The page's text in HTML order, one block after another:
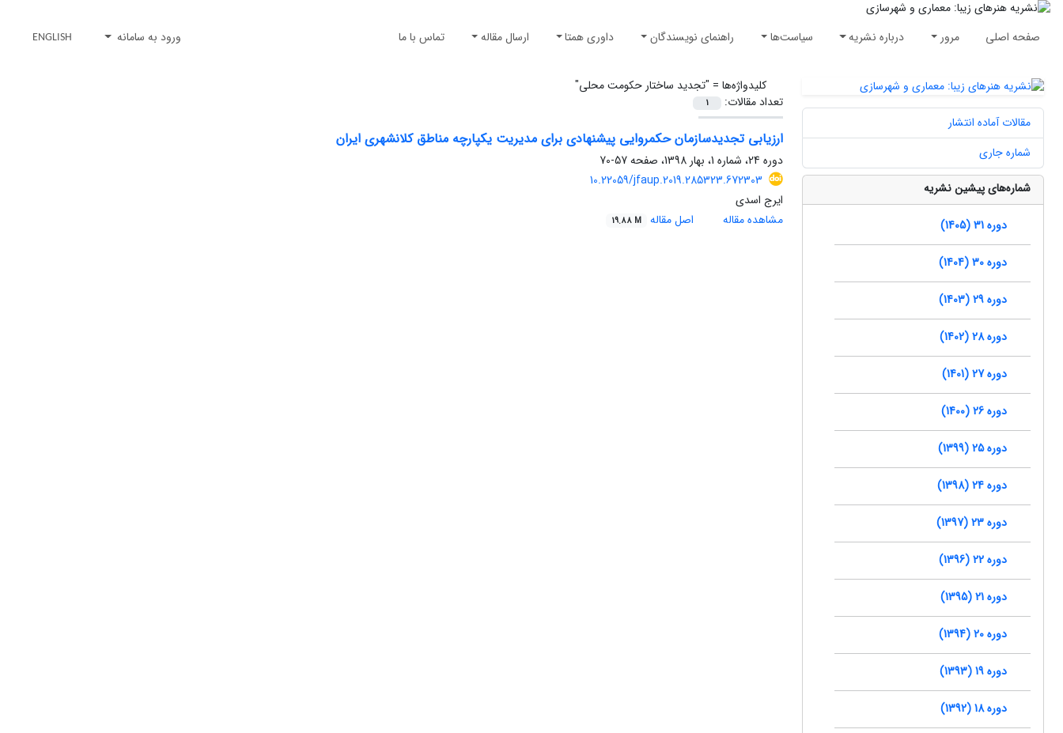
صفحه اصلی مرور درباره نشریه سیاست‌ها راهنمای نویسندگان داوری همتا ارسال مقاله تماس با ما ورود به سامانه ENGLISH
کلیدواژه‌ها = "تجدید ساختار حکومت محلی"
تعداد مقالات:
1
ارزیابی تجدیدسازمان حکمروایی پیشنهادی برای مدیریت یکپارچه مناطق کلان‏شهری ایران
دوره 24، شماره 1، بهار 1398، صفحه
57-70
10.22059/jfaup.2019.285323.672303
ایرج اسدی
مشاهده مقاله
اصل مقاله 19.88 M
مقالات آماده انتشار
شماره جاری
شماره‌های پیشین نشریه
دوره 31 (1405)
دوره 30 (1404)
دوره 29 (1403)
دوره 28 (1402)
دوره 27 (1401)
دوره 26 (1400)
دوره 25 (1399)
دوره 24 (1398)
دوره 23 (1397)
دوره 22 (1396)
دوره 21 (1395)
دوره 20 (1394)
دوره 19 (1393)
دوره 18 (1392)